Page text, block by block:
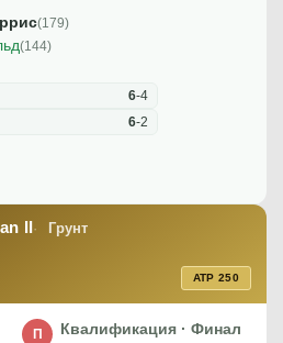
(179)
(144)
6-4
6-2
II Грунт
ATP 250
Квалификация · Финал
П